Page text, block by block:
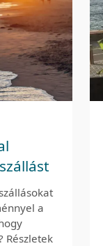
a
Részletek